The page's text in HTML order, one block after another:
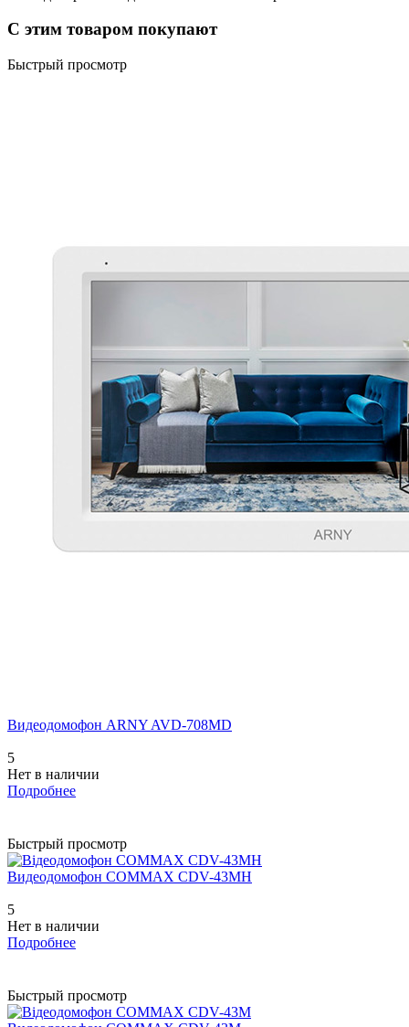
С этим товаром покупают
Быстрый просмотр
Видеодомофон ARNY AVD-708MD
5
Нет в наличии
Подробнее
Быстрый просмотр
Видеодомофон COMMAX CDV-43MH
5
Нет в наличии
Подробнее
Быстрый просмотр